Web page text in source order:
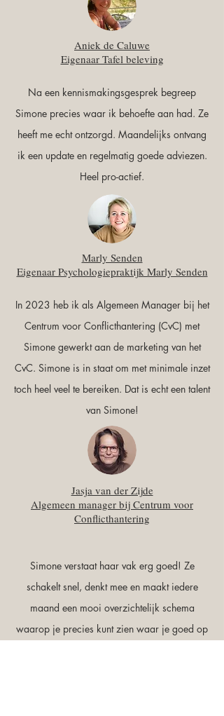
Aniek de Caluwe
Eigenaar Tafel beleving
Na een kennismakingsgesprek begreep
Simone precies waar ik behoefte aan had. Ze
heeft me echt ontzorgd. Maandelijks ontvang
ik een update en regelmatig goede adviezen.
Heel pro-actief.
Marly Senden
Eigenaar Psychologiepraktijk Marly Senden
In 2023 heb ik als Algemeen Manager bij het
Centrum voor Conflicthantering (CvC) met
Simone gewerkt aan de marketing van het
CvC. Simone is in staat om met minimale inzet
toch heel veel te bereiken. Dat is echt een talent
van Simone!
Jasja van der Zijde
Algemeen manager bij Centrum voor
Conflicthantering
Simone verstaat haar vak erg goed! Ze
schakelt snel, denkt mee en maakt iedere
maand een mooi overzichtelijk schema
waarop je precies kunt zien waar je goed op